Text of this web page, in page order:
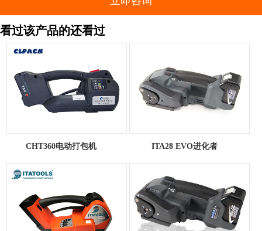
看过该产品的还看过
CHT360电动打包机 ITA28 EVO进化者